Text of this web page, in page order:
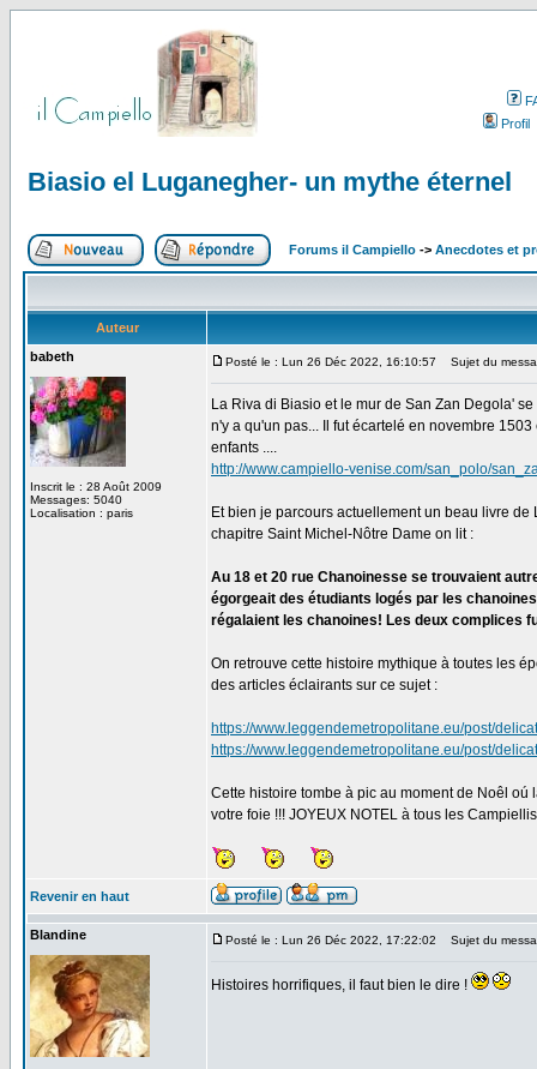
Profil
Biasio el Luganegher- un mythe éternel
Forums il Campiello -> Anecdotes et
Auteur
babeth
Inscrit le : 28 Août 2009
Messages: 5040
Localisation : paris
Posté le : Lun 26 Déc 2022, 16:10:57 Sujet du
La Riva di Biasio et le mur de San Zan Degola'
n'y a qu'un pas... Il fut écartelé en novembre
enfants ....
http://www.campiello-venise.com/san_polo/
Et bien je parcours actuellement un beau livre
chapitre Saint Michel-Nôtre Dame on lit :
Au 18 et 20 rue Chanoinesse se trouvaient
égorgeait des étudiants logés par les
régalaient les chanoines! Les deux complices
On retrouve cette histoire mythique à toutes les
des articles éclairants sur ce sujet :
https://www.leggendemetropolitane.eu/post/
https://www.leggendemetropolitane.eu/post/
Cette histoire tombe à pic au moment de Noêl
votre foie !!! JOYEUX NOTEL à tous les
Revenir en haut
Blandine Posté le : Lun 26 Déc 2022, 17:22:02 Sujet du
Histoires horrifiques, il faut bien le dire !